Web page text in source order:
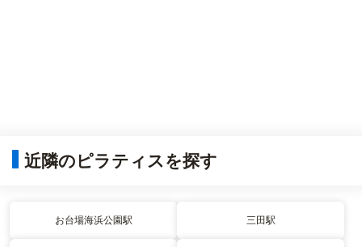
近隣のピラティスを探す
お台場海浜公園駅 三田駅